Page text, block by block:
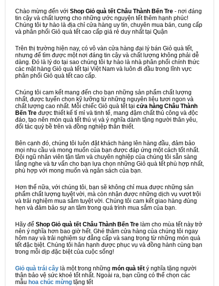
Chào mừng đến với Shop Giỏ quà tết Châu Thành Bến Tre - nơi đáng
tin cậy và chất lượng cho những ước nguyện tết thêm hạnh phúc!
Chúng tôi tự hào là địa chỉ cửa hàng uy tín, chuyên mua bán, cung cấp
và phân phối Giỏ quà tết cao cấp giá rẻ duy nhất tại Quận
Trên thị trường hiện nay, có vô vàn cửa hàng đại lý bán Giỏ quà tết,
nhưng để tìm được một nơi đáng tin cậy và chất lượng không phải dễ
dàng. Đó là lý do tại sao chúng tôi tự hào là nhà phân phối chính thức
các mặt hàng Giỏ quà tết tại Việt Nam và luôn đi đầu trong lĩnh vực
phân phối Giỏ quà tết cao cấp.
Chúng tôi cam kết mang đến cho bạn những sản phẩm chất lượng
nhất, được tuyển chọn kỹ lưỡng từ những nguyên liệu tươi ngon và
chất lượng cao nhất. Mỗi chiếc Giỏ quà tết tại cửa hàng Châu Thành
Bến Tre được thiết kế tỉ mỉ và tinh tế, mang đậm chất thủ công và độc
đáo, tạo nên món quà tết thú vị và ý nghĩa dành tặng người thân yêu,
đối tác quý bề trên và đồng nghiệp thân thiết.
Bên cạnh đó, chúng tôi luôn đặt khách hàng lên hàng đầu, đảm bảo
mọi nhu cầu và mong muốn của bạn được đáp ứng một cách tốt nhất.
Đội ngũ nhân viên tận tâm và chuyên nghiệp của chúng tôi sẵn sàng
lắng nghe và tư vấn cho bạn lựa chọn những Giỏ quà tết phù hợp nhất,
phù hợp với mong muốn và ngân sách của bạn.
Hơn thế nữa, với chúng tôi, bạn sẽ không chỉ mua được những sản
phẩm chất lượng tuyệt vời, mà còn nhận được những dịch vụ vượt trội
và trải nghiệm mua sắm tuyệt vời. Chúng tôi cam kết giao hàng đúng
hẹn và đảm bảo sự an tâm trong quá trình mua sắm của bạn.
Hãy để Shop Giỏ quà tết Châu Thành Bến Tre làm cho mùa tết này trở
nên ý nghĩa hơn bao giờ hết. Ghé thăm cửa hàng của chúng tôi ngay
hôm nay và trải nghiệm sự đẳng cấp và sang trọng từ những món quà
tết đặc biệt. Chúng tôi hân hạnh được phục vụ và đồng hành cùng bạn
trong mỗi dịp đặc biệt của cuộc sống!
Giỏ quà trái cây là một trong những món quà tết ý nghĩa tặng người
thân bảo vệ sức khoẻ tốt nhất. Ngoài ra, bạn cũng có thể chọn các
mẫu hoa chúc mừng tặng tết